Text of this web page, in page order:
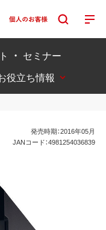
・ セミナー
役立ち情報
発売時期：2016年05月
JANコード：4981254036839